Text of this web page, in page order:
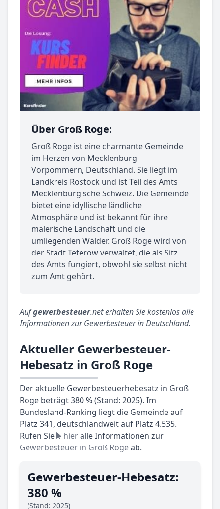
Über Groß Roge:
Groß Roge ist eine charmante Gemeinde
im Herzen von Mecklenburg-
Vorpommern, Deutschland. Sie liegt im
Landkreis Rostock und ist Teil des Amts
Mecklenburgische Schweiz. Die Gemeinde
bietet eine idyllische ländliche
Atmosphäre und ist bekannt für ihre
malerische Landschaft und die
umliegenden Wälder. Groß Roge wird von
der Stadt Teterow verwaltet, die als Sitz
des Amts fungiert, obwohl sie selbst nicht
zum Amt gehört.
Aufgewerbesteuer.net erhalten Sie kostenlos alle
Informationen zur Gewerbesteuer in Deutschland.
Aktueller Gewerbesteuer-
Hebesatz in Groß Roge
Der aktuelle Gewerbesteuerhebesatz in Groß
Roge beträgt 380 % (Stand: 2025). Im
Bundesland-Ranking liegt die Gemeinde auf
Platz 341, deutschlandweit auf Platz 4.535.
Rufen Sie
hieralle Informationen zur
Gewerbesteuer in Groß Rogeab.
Gewerbesteuer-Hebesatz:
380 %
(Stand: 2025)